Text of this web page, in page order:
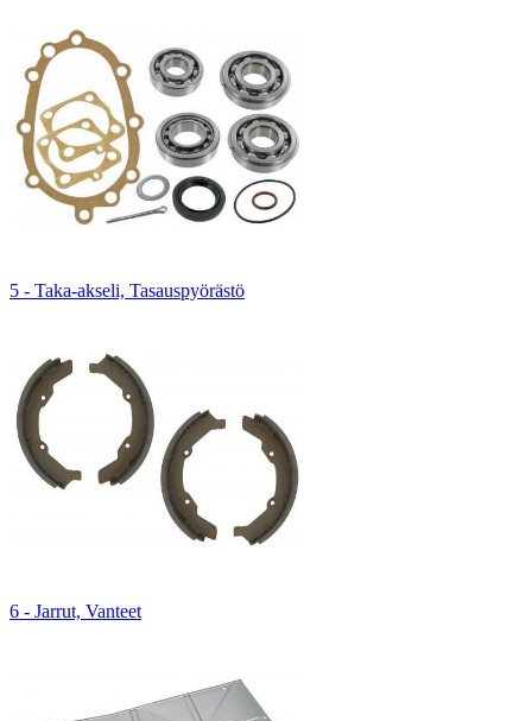
5 - Taka-akseli, Tasauspyörästö
6 - Jarrut, Vanteet